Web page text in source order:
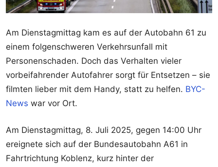
Am Dienstagmittag kam es auf der Autobahn 61 zu
einem folgenschweren Verkehrsunfall mit
Personenschaden. Doch das Verhalten vieler
vorbeifahrender Autofahrer sorgt für Entsetzen – sie
filmten lieber mit dem Handy, statt zu helfen. BYC-
News war vor Ort.
Am Dienstagmittag, 8. Juli 2025, gegen 14:00 Uhr
ereignete sich auf der Bundesautobahn A61 in
Fahrtrichtung Koblenz, kurz hinter der